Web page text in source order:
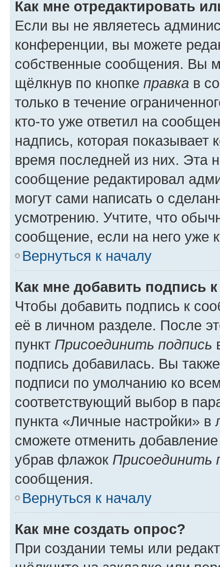
Как мне отредактировать
Если вы не являетесь
конференции, вы можете
собственные сообщения. Вы
щёлкнув по кнопке правка в
только в течение
кто-то уже ответил на
надпись, которая показывает
время последней из них. Эта
сообщение редактировал
могут сами написать о
усмотрению. Учтите, что
сообщение, если на него уже
Вернуться к началу
Как мне добавить подпись
Чтобы добавить подпись к
её в личном разделе. После
пункт Присоединить подпись
подпись добавилась. Вы
подписи по умолчанию ко
соответствующий выбор в
пункта «Личные настройки»
сможете отменить
убрав флажок Присоединить
сообщения.
Вернуться к началу
Как мне создать опрос?
При создании темы или